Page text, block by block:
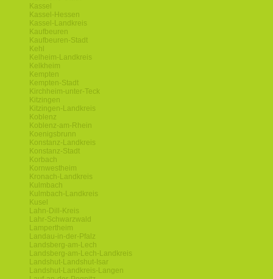
Kassel
Kassel-Hessen
Kassel-Landkreis
Kaufbeuren
Kaufbeuren-Stadt
Kehl
Kelheim-Landkreis
Kelkheim
Kempten
Kempten-Stadt
Kirchheim-unter-Teck
Kitzingen
Kitzingen-Landkreis
Koblenz
Koblenz-am-Rhein
Koenigsbrunn
Konstanz-Landkreis
Konstanz-Stadt
Korbach
Kornwestheim
Kronach-Landkreis
Kulmbach
Kulmbach-Landkreis
Kusel
Lahn-Dill-Kreis
Lahr-Schwarzwald
Lampertheim
Landau-in-der-Pfalz
Landsberg-am-Lech
Landsberg-am-Lech-Landkreis
Landshut-Landshut-Isar
Landshut-Landkreis-Langen